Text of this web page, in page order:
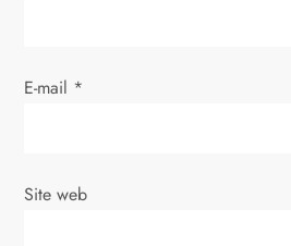
r
i
E-mail *
Site web